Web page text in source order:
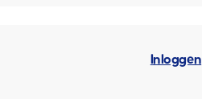
Inloggen